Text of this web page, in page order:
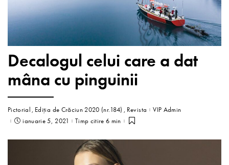
Decalogul celui care a dat
mâna cu pinguinii
Pictorial Ediția de Crăciun 2020 (nr.184) Revista
VIP Admin
ianuarie 5, 2021
Timp citire 6 min